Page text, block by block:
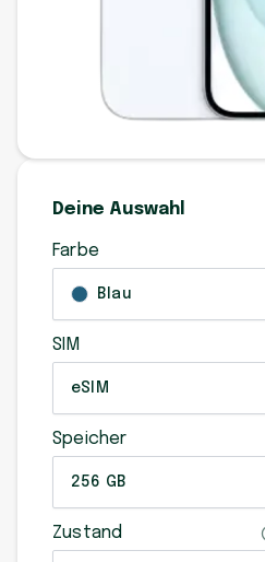
Deine Auswahl
Farbe
Blau
SIM
eSIM
Speicher
256 GB
Zustand